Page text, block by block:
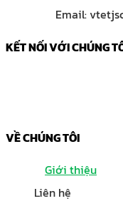
Email:
KẾT NỐI VỚI CHÚNG
VỀ CHÚNG TÔI
Giới thiệu
Liên hệ